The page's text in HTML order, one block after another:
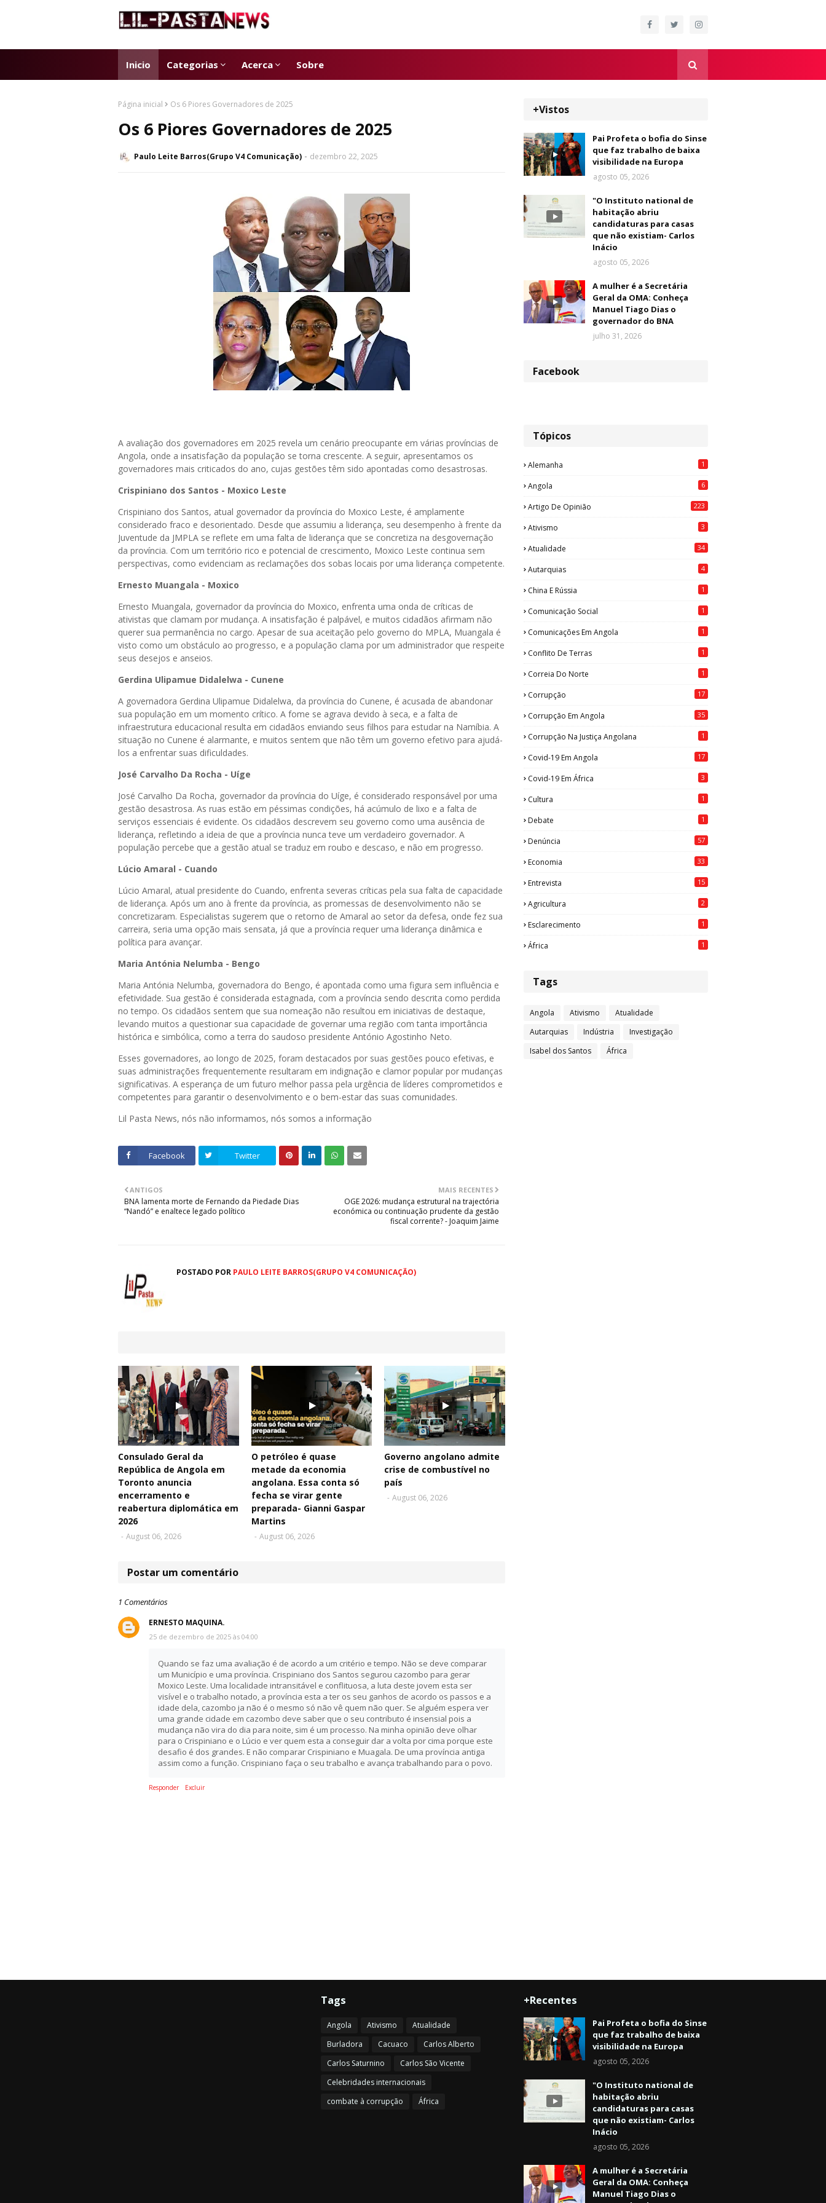
Inicio Categorias Acerca Sobre
Página inicial Os 6 Piores Governadores de 2025
Os 6 Piores Governadores de 2025
Paulo Leite Barros(Grupo V4 Comunicação) dezembro 22, 2025
A avaliação dos governadores em 2025 revela um cenário preocupante em várias províncias de
Angola, onde a insatisfação da população se torna crescente. A seguir, apresentamos os
governadores mais criticados do ano, cujas gestões têm sido apontadas como desastrosas.
Crispiniano dos Santos - Moxico Leste
Crispiniano dos Santos, atual governador da província do Moxico Leste, é amplamente
considerado fraco e desorientado. Desde que assumiu a liderança, seu desempenho à frente da
Juventude da JMPLA se reflete em uma falta de liderança que se concretiza na desgovernação
da província. Com um território rico e potencial de crescimento, Moxico Leste continua sem
perspectivas, como evidenciam as reclamações dos sobas locais por uma liderança competente.
Ernesto Muangala - Moxico
Ernesto Muangala, governador da província do Moxico, enfrenta uma onda de críticas de
ativistas que clamam por mudança. A insatisfação é palpável, e muitos cidadãos afirmam não
querer sua permanência no cargo. Apesar de sua aceitação pelo governo do MPLA, Muangala é
visto como um obstáculo ao progresso, e a população clama por um administrador que respeite
seus desejos e anseios.
Gerdina Ulipamue Didalelwa - Cunene
A governadora Gerdina Ulipamue Didalelwa, da província do Cunene, é acusada de abandonar
sua população em um momento crítico. A fome se agrava devido à seca, e a falta de
infraestrutura educacional resulta em cidadãos enviando seus filhos para estudar na Namíbia. A
situação no Cunene é alarmante, e muitos sentem que não têm um governo efetivo para ajudá-
los a enfrentar suas dificuldades.
José Carvalho Da Rocha - Uíge
José Carvalho Da Rocha, governador da província do Uíge, é considerado responsável por uma
gestão desastrosa. As ruas estão em péssimas condições, há acúmulo de lixo e a falta de
serviços essenciais é evidente. Os cidadãos descrevem seu governo como uma ausência de
liderança, refletindo a ideia de que a província nunca teve um verdadeiro governador. A
população percebe que a gestão atual se traduz em roubo e descaso, e não em progresso.
Lúcio Amaral - Cuando
Lúcio Amaral, atual presidente do Cuando, enfrenta severas críticas pela sua falta de capacidade
de liderança. Após um ano à frente da província, as promessas de desenvolvimento não se
concretizaram. Especialistas sugerem que o retorno de Amaral ao setor da defesa, onde fez sua
carreira, seria uma opção mais sensata, já que a província requer uma liderança dinâmica e
política para avançar.
Maria Antónia Nelumba - Bengo
Maria Antónia Nelumba, governadora do Bengo, é apontada como uma figura sem influência e
efetividade. Sua gestão é considerada estagnada, com a província sendo descrita como perdida
no tempo. Os cidadãos sentem que sua nomeação não resultou em iniciativas de destaque,
levando muitos a questionar sua capacidade de governar uma região com tanta importância
histórica e simbólica, como a terra do saudoso presidente António Agostinho Neto.
Esses governadores, ao longo de 2025, foram destacados por suas gestões pouco efetivas, e
suas administrações frequentemente resultaram em indignação e clamor popular por mudanças
significativas. A esperança de um futuro melhor passa pela urgência de líderes comprometidos e
competentes para garantir o desenvolvimento e o bem-estar das suas comunidades.
Lil Pasta News, nós não informamos, nós somos a informação
Facebook Twitter
MAIS RECENTES
OGE 2026: mudança estrutural na trajectória
económica ou continuação prudente da gestão
fiscal corrente? - Joaquim Jaime
ANTIGOS
BNA lamenta morte de Fernando da Piedade Dias
“Nandó” e enaltece legado político
POSTADO POR PAULO LEITE BARROS(GRUPO V4 COMUNICAÇÃO)
Consulado Geral da
República de Angola em
Toronto anuncia
encerramento e
reabertura diplomática em
2026
- August 06, 2026
O petróleo é quase
metade da economia
angolana. Essa conta só
fecha se virar gente
preparada- Gianni Gaspar
Martins
- August 06, 2026
Governo angolano admite
crise de combustível no
país
- August 06, 2026
Postar um comentário
1 Comentários
ERNESTO MAQUINA.
25 de dezembro de 2025 às 04:00
Quando se faz uma avaliação é de acordo a um critério e tempo. Não se deve comparar
um Município e uma província. Crispiniano dos Santos segurou cazombo para gerar
Moxico Leste. Uma localidade intransitável e conflituosa, a luta deste jovem esta ser
visível e o trabalho notado, a província esta a ter os seu ganhos de acordo os passos e a
idade dela, cazombo ja não é o mesmo só não vê quem não quer. Se alguém espera ver
uma grande cidade em cazombo deve saber que o seu contributo é insensial pois a
mudança não vira do dia para noite, sim é um processo. Na minha opinião deve olhar
para o Crispiniano e o Lúcio e ver quem esta a conseguir dar a volta por cima porque este
desafio é dos grandes. E não comparar Crispiniano e Muagala. De uma província antiga
assim como a função. Crispiniano faça o seu trabalho e avança trabalhando para o povo.
Responder Excluir
+Vistos
Pai Profeta o bofia do Sinse
que faz trabalho de baixa
visibilidade na Europa
agosto 05, 2026
"O Instituto national de
habitação abriu
candidaturas para casas
que não existiam- Carlos
Inácio
agosto 05, 2026
A mulher é a Secretária
Geral da OMA: Conheça
Manuel Tiago Dias o
governador do BNA
julho 31, 2026
Facebook
Tópicos
Alemanha 1
Angola 6
Artigo De Opinião 223
Ativismo 3
Atualidade 34
Autarquias 4
China E Rússia 1
Comunicação Social 1
Comunicações Em Angola 1
Conflito De Terras 1
Correia Do Norte 1
Corrupção 17
Corrupção Em Angola 35
Corrupção Na Justiça Angolana 1
Covid-19 Em Angola 17
Covid-19 Em África 3
Cultura 1
Debate 1
Denúncia 57
Economia 33
Entrevista 15
Agricultura 2
Esclarecimento 1
África 1
Tags
Angola Ativismo
Atualidade
Autarquias
Indústria
Investigação
Isabel dos Santos
África
Tags
Angola Ativismo
Atualidade
Burladora
Cacuaco
Carlos Alberto
Carlos Saturnino
Carlos São Vicente
Celebridades internacionais
combate à corrupção
África
+Recentes
Pai Profeta o bofia do Sinse
que faz trabalho de baixa
visibilidade na Europa
agosto 05, 2026
"O Instituto national de
habitação abriu
candidaturas para casas
que não existiam- Carlos
Inácio
agosto 05, 2026
A mulher é a Secretária
Geral da OMA: Conheça
Manuel Tiago Dias o